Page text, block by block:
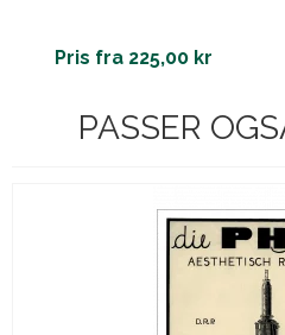
Pris fra 225,00 kr
PASSER